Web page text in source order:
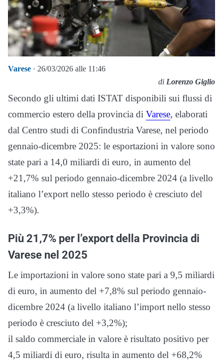
Varese · 26/03/2026 alle 11:46
di Lorenzo Giglio
Secondo gli ultimi dati ISTAT disponibili sui flussi di
commercio estero della provincia di Varese, elaborati
dal Centro studi di Confindustria Varese, nel periodo
gennaio-dicembre 2025: le esportazioni in valore sono
state pari a 14,0 miliardi di euro, in aumento del
+21,7% sul periodo gennaio-dicembre 2024 (a livello
italiano l’export nello stesso periodo è cresciuto del
+3,3%).
Più 21,7% per l’export della Provincia di
Varese nel 2025
Le importazioni in valore sono state pari a 9,5 miliardi
di euro, in aumento del +7,8% sul periodo gennaio-
dicembre 2024 (a livello italiano l’import nello stesso
periodo è cresciuto del +3,2%);
il saldo commerciale in valore è risultato positivo per
4,5 miliardi di euro, risulta in aumento del +68,2%